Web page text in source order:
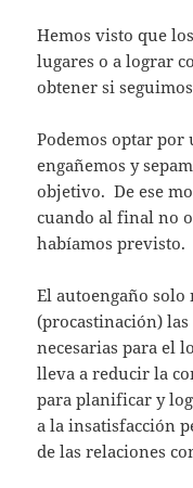
Hemos visto que
lugares o a lograr
obtener si
Podemos optar por
engañemos y
objetivo. De ese
cuando al final no
habíamos previsto.
El autoengaño
(procastinación) las
necesarias para el
lleva a reducir la
para planificar y
a la insatisfacción
de las relaciones